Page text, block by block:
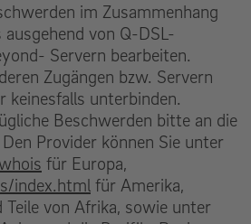
im Zusammenhang
von Q-DSL-
Servern bearbeiten.
Zugängen bzw. Servern
keinesfalls unterbinden.
Beschwerden bitte an die
Provider können Sie unter
für Europa,
index.html für Amerika,
von Afrika, sowie unter